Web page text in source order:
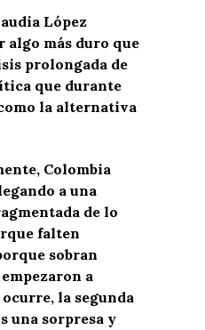
López
más duro que
prolongada de
que durante
la alternativa
Colombia
a una
de lo
falten
sobran
a
la segunda
una sorpresa y